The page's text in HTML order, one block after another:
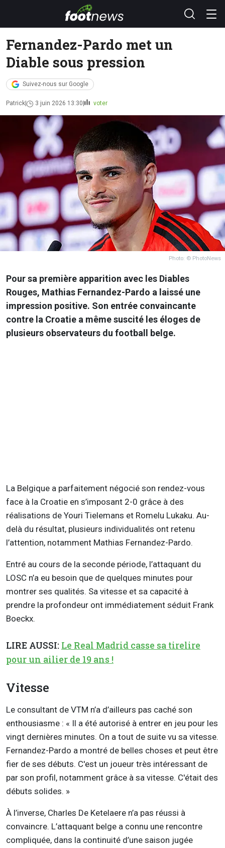
Fernandez-Pardo met un
Diable sous pression
Suivez-nous sur Google
Patrick 3 juin 2026 13:30 voter
Photo: © PhotoNews
Pour sa première apparition avec les Diables
Rouges, Mathias Fernandez-Pardo a laissé une
impression positive. Son entrée convaincante
contre la Croatie a même suscité les éloges de
plusieurs observateurs du football belge.
La Belgique a parfaitement négocié son rendez-vous
face à la Croatie en s’imposant 2-0 grâce à des
réalisations de Youri Tielemans et Romelu Lukaku. Au-
delà du résultat, plusieurs individualités ont retenu
l’attention, notamment Mathias Fernandez-Pardo.
Entré au cours de la seconde période, l’attaquant du
LOSC n’a eu besoin que de quelques minutes pour
montrer ses qualités. Sa vitesse et sa capacité à
prendre la profondeur ont immédiatement séduit Frank
Boeckx.
LIRE AUSSI: Le Real Madrid casse sa tirelire
pour un ailier de 19 ans !
Vitesse
Le consultant de VTM n’a d’ailleurs pas caché son
enthousiasme : « Il a été autorisé à entrer en jeu pour les
vingt dernières minutes. On a tout de suite vu sa vitesse.
Fernandez-Pardo a montré de belles choses et peut être
fier de ses débuts. C'est un joueur très intéressant de
par son profil, notamment grâce à sa vitesse. C'était des
débuts solides. »
À l’inverse, Charles De Ketelaere n’a pas réussi à
convaincre. L’attaquant belge a connu une rencontre
compliquée, dans la continuité d’une saison jugée